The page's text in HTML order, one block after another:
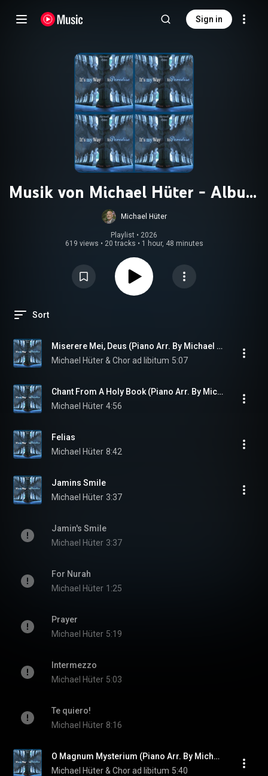
Sign in
Musik von Michael Hüter - Album
(CD): It´s my Way to Paradise
Michael Hüter
Playlist • 2026
619 views • 20 tracks • 1 hour, 48 minutes
Sort
Miserere Mei, Deus (Piano Arr. By Michael Hüter)
Michael Hüter & Chor ad libitum 5:07
Chant From A Holy Book (Piano Arr. By Michael Hüter)
Michael Hüter 4:56
Felias
Michael Hüter 8:42
Jamins Smile
Michael Hüter 3:37
Jamin's Smile
Michael Hüter 3:37
For Nurah
Michael Hüter 1:25
Prayer
Michael Hüter 5:19
Intermezzo
Michael Hüter 5:03
Te quiero!
Michael Hüter 8:16
O Magnum Mysterium (Piano Arr. By Michael Hüter)
Michael Hüter & Chor ad libitum 5:40